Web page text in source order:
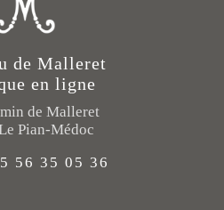
de Malleret
en ligne
de Malleret
Pian-Médoc
56 35 05 36